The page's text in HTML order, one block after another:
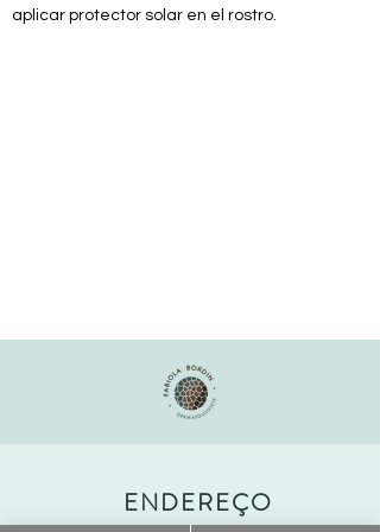
aplicar protector solar en el rostro.
ENDEREÇO